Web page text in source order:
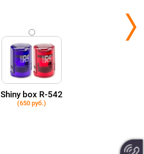
Shiny box R-542
(650 руб.)